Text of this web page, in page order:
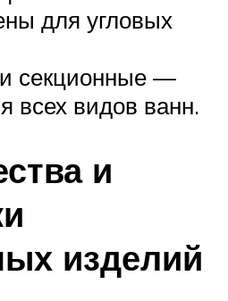
для угловых
секционные —
всех видов ванн.
и
изделий